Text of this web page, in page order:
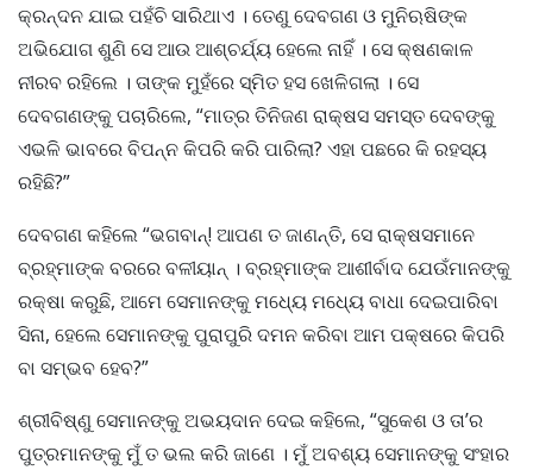
କ୍ରନ୍ଦନ ଯାଇ ପହଁଚି ସାରିଥାଏ । ତେଣୁ ଦେବଗଣ ଓ ମୁନିଋଷିଙ୍କ
ଅଭିଯୋଗ ଶୁଣି ସେ ଆଉ ଆଶ୍ଚର୍ଯ୍ୟ ହେଲେ ନାହିଁ । ସେ କ୍ଷଣକାଳ
ନୀରବ ରହିଲେ । ତାଙ୍କ ମୁହଁରେ ସ୍ମିତ ହସ ଖେଳିଗଲା । ସେ
ଦେବଗଣଙ୍କୁ ପଚାରିଲେ, “ମାତ୍ର ତିନିଜଣ ରାକ୍ଷସ ସମସ୍ତ ଦେବଙ୍କୁ
ଏଭଳି ଭାବରେ ବିପନ୍ନ କିପରି କରି ପାରିଲା? ଏହା ପଛରେ କି ରହସ୍ୟ
ରହିଛି?”
ଦେବଗଣ କହିଲେ “ଭଗବାନ୍! ଆପଣ ତ ଜାଣନ୍ତି, ସେ ରାକ୍ଷସମାନେ
ବ୍ରହ୍ମାଙ୍କ ବରରେ ବଳୀୟାନ୍ । ବ୍ରହ୍ମାଙ୍କ ଆଶୀର୍ବାଦ ଯେଉଁମାନଙ୍କୁ
ରକ୍ଷା କରୁଛି, ଆମେ ସେମାନଙ୍କୁ ମଧ୍ୟେ ମଧ୍ୟେ ବାଧା ଦେଇପାରିବା
ସିନା, ହେଲେ ସେମାନଙ୍କୁ ପୁରାପୁରି ଦମନ କରିବା ଆମ ପକ୍ଷରେ କିପରି
ବା ସମ୍ଭବ ହେବ?”
ଶ୍ରୀବିଷ୍ଣୁ ସେମାନଙ୍କୁ ଅଭୟଦାନ ଦେଇ କହିଲେ, “ସୁକେଶ ଓ ତା’ର
ପୁତ୍ରମାନଙ୍କୁ ମୁଁ ତ ଭଲ କରି ଜାଣେ । ମୁଁ ଅବଶ୍ୟ ସେମାନଙ୍କୁ ସଂହାର